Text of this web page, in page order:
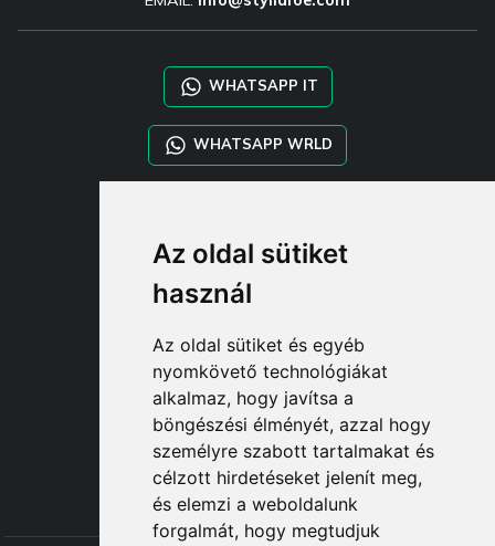
Az oldal sütiket
használ
Az oldal sütiket és egyéb
nyomkövető technológiákat
alkalmaz, hogy javítsa a
böngészési élményét, azzal hogy
személyre szabott tartalmakat és
célzott hirdetéseket jelenít meg,
és elemzi a weboldalunk
forgalmát, hogy megtudjuk
WHATSAPP IT
WHATSAPP WRLD
SHOP B2B
TAYLOR MADE ORDERS
DROPSHIPPING
FELHASZNÁL
REGISZTRÁLJON A CÍMEN
BEJELENTKEZÉ
BEVÁSÁRLÓKOSÁ